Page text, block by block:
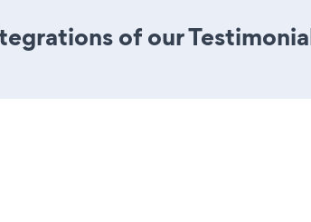
of our